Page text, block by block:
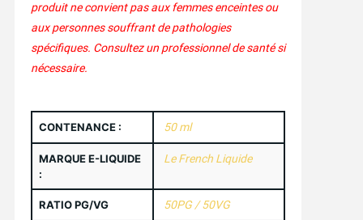
produit ne convient pas aux femmes enceintes ou
aux personnes souffrant de pathologies
spécifiques. Consultez un professionnel de santé si
nécessaire.
CONTENANCE : 50 ml
MARQUE E-LIQUIDE
:
Le French Liquide
RATIO PG/VG 50PG / 50VG